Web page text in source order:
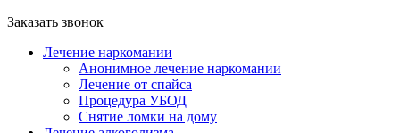
Заказать звонок
Лечение наркомании
Анонимное лечение наркомании
Лечение от спайса
Процедура УБОД
Снятие ломки на дому